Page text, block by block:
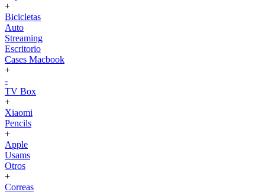
+
Bicicletas
Auto
Streaming
Escritorio
Cases Macbook
+
-
TV Box
+
Xiaomi
Pencils
+
Apple
Usams
Otros
+
Correas